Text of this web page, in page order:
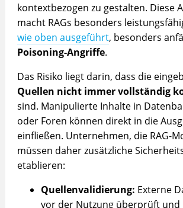
kontextbezogen zu gestalten. Diese
macht RAGs besonders
wie oben ausgeführt, besonders
Poisoning-Angriffe.
Das Risiko liegt darin, dass die
Quellen nicht immer vollständig
sind. Manipulierte Inhalte in
oder Foren können direkt in die
einfließen. Unternehmen, die RAG-
müssen daher zusätzliche
etablieren:
Quellenvalidierung: Externe
vor der Nutzung überprüft und